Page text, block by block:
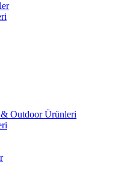
Outdoor Ürünleri